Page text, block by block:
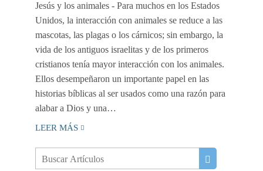
Jesús y los animales - Para muchos en los Estados
Unidos, la interacción con animales se reduce a las
mascotas, las plagas o los cárnicos; sin embargo, la
vida de los antiguos israelitas y de los primeros
cristianos tenía mayor interacción con los animales.
Ellos desempeñaron un importante papel en las
historias bíblicas al ser usados como una razón para
alabar a Dios y una…
LEER MÁS